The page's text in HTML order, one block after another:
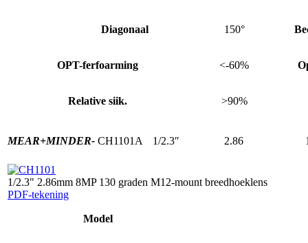
Diagonaal 150°
OPT-ferfoarming <-60%
Relative siik. >90%
MEAR+MINDER- CH1101A 1/2.3″ 2.86
1/2.3" 2.86mm 8MP 130 graden M12-mount breedhoeklens
PDF-tekening
Model